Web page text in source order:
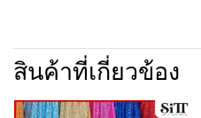
สินค้าที่เกี่ยวข้อง